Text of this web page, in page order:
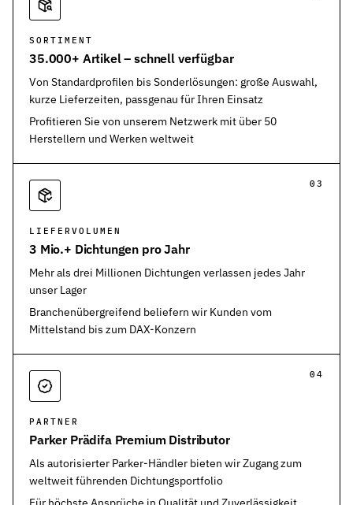
SORTIMENT
35.000+ Artikel – schnell verfügbar
Von Standardprofilen bis Sonderlösungen: große Auswahl,
kurze Lieferzeiten, passgenau für Ihren Einsatz
Profitieren Sie von unserem Netzwerk mit über 50
Herstellern und Werken weltweit
03
LIEFERVOLUMEN
3 Mio.+ Dichtungen pro Jahr
Mehr als drei Millionen Dichtungen verlassen jedes Jahr
unser Lager
Branchenübergreifend beliefern wir Kunden vom
Mittelstand bis zum DAX-Konzern
04
PARTNER
Parker Prädifa Premium Distributor
Als autorisierter Parker-Händler bieten wir Zugang zum
weltweit führenden Dichtungsportfolio